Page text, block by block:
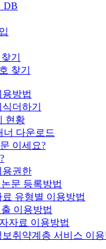
DB
기
찾기
용방법
더하기
현황
너 다운로드
이세요?
용권한
문 등록방법
료 유형별 이용방법
이용방법
자료 이용방법
보취약계층 서비스 이